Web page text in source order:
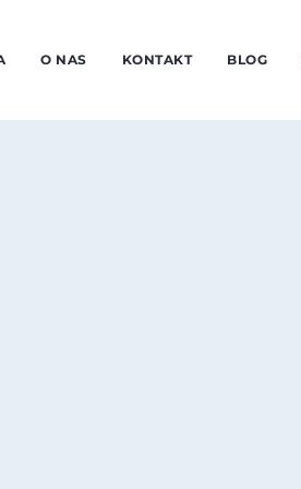
O NAS KONTAKT BLOG